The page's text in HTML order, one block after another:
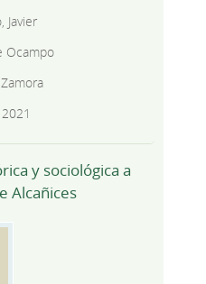
Javier
Ocampo
Zamora
2021
y sociológica a
Alcañices